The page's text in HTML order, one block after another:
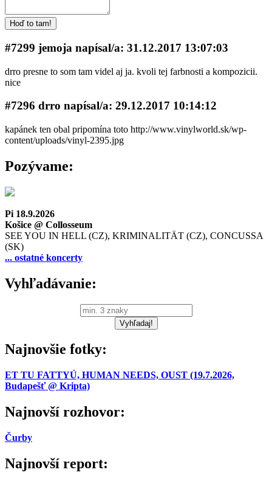
#7299 jemoja napí­sal/a: 31.12.2017 13:07:03
drro presne to som tam videl aj ja. kvoli tej farbnosti a kompozicii.
nice
#7296 drro napí­sal/a: 29.12.2017 10:14:12
kapánek ten obal pripomína toto http://www.vinylworld.sk/wp-
content/uploads/vinyl-2395.jpg
Pozývame:
Pi 18.9.2026
Košice @ Collosseum
SEE YOU IN HELL (CZ), KRIMINALITÄT (CZ), CONCUSSA
(SK)
... ostatné koncerty
Vyhľadávanie:
Najnovšie fotky:
ET TU FATTYÚ, HUMAN NEEDS, OUST (19.7.2026,
Budapešť @ Kripta)
Najnovší rozhovor:
Čurby
Najnovší report: